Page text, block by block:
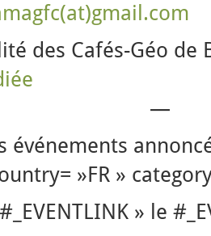
des Cafés-Géo
—
événements
»FR »
» le